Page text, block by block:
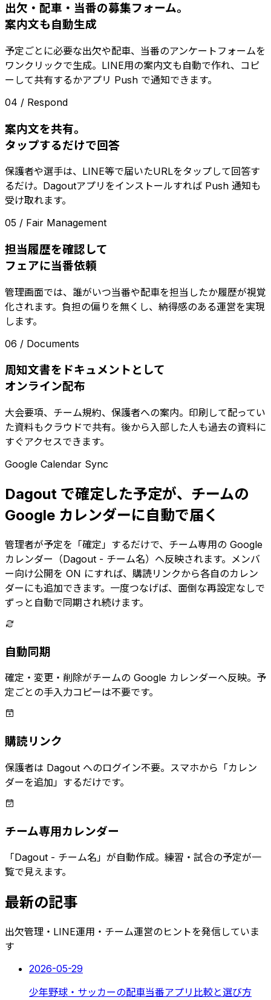
出欠・配車・当番の募集フォーム。
案内文も自動生成
予定ごとに必要な出欠や配車、当番のアンケートフォームを
ワンクリックで生成。LINE用の案内文も自動で作れ、コピ
ーして共有するかアプリ Push で通知できます。
04 / Respond
案内文を共有。
タップするだけで回答
保護者や選手は、LINE等で届いたURLをタップして回答す
るだけ。Dagoutアプリをインストールすれば Push 通知も
受け取れます。
05 / Fair Management
担当履歴を確認して
フェアに当番依頼
管理画面では、誰がいつ当番や配車を担当したか履歴が視覚
化されます。負担の偏りを無くし、納得感のある運営を実現
します。
06 / Documents
周知文書をドキュメントとして
オンライン配布
大会要項、チーム規約、保護者への案内。印刷して配ってい
た資料もクラウドで共有。後から入部した人も過去の資料に
すぐアクセスできます。
Google Calendar Sync
Dagout で確定した予定が、チームの
Google カレンダーに自動で届く
管理者が予定を「確定」するだけで、チーム専用の Google
カレンダー（Dagout - チーム名）へ反映されます。メンバ
ー向け公開を ON にすれば、購読リンクから各自のカレン
ダーにも追加できます。一度つなげば、面倒な再設定なしで
ずっと自動で同期され続けます。
自動同期
確定・変更・削除がチームの Google カレンダーへ反映。予
定ごとの手入力コピーは不要です。
購読リンク
保護者は Dagout へのログイン不要。スマホから「カレン
ダーを追加」するだけです。
チーム専用カレンダー
「Dagout - チーム名」が自動作成。練習・試合の予定が一
覧で見えます。
最新の記事
出欠管理・LINE運用・チーム運営のヒントを発信していま
す
2026-05-29
少年野球・サッカーの配車当番アプリ比較と選び方